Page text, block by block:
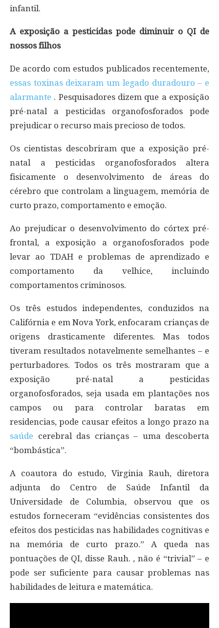
infantil.
A exposição a pesticidas pode diminuir o QI de
nossos filhos
De acordo com estudos publicados recentemente,
essas toxinas deixaram um legado duradouro – e
alarmante . Pesquisadores dizem que a exposição
pré-natal a pesticidas organofosforados pode
prejudicar o recurso mais precioso de todos.
Os cientistas descobriram que a exposição pré-
natal a pesticidas organofosforados altera
fisicamente o desenvolvimento de áreas do
cérebro que controlam a linguagem, memória de
curto prazo, comportamento e emoção.
Ao prejudicar o desenvolvimento do córtex pré-
frontal, a exposição a organofosforados pode
levar ao TDAH e problemas de aprendizado e
comportamento da velhice, incluindo
comportamentos criminosos.
Os três estudos independentes, conduzidos na
Califórnia e em Nova York, enfocaram crianças de
origens drasticamente diferentes. Mas todos
tiveram resultados notavelmente semelhantes – e
perturbadores. Todos os três mostraram que a
exposição pré-natal a pesticidas
organofosforados, seja usada em plantações nos
campos ou para controlar baratas em
residencias, pode causar efeitos a longo prazo na
saúde cerebral das crianças – uma descoberta
“bombástica”.
A coautora do estudo, Virginia Rauh, diretora
adjunta do Centro de Saúde Infantil da
Universidade de Columbia, observou que os
estudos forneceram “evidências consistentes dos
efeitos dos pesticidas nas habilidades cognitivas e
na memória de curto prazo.” A queda nas
pontuações de QI, disse Rauh. , não é “trivial” – e
pode ser suficiente para causar problemas nas
habilidades de leitura e matemática.